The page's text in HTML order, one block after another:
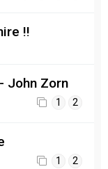
!!
John Zorn
1 2
1 2